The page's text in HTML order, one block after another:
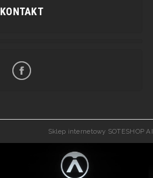
KONTAKT
Sklep internetowy SOTESHOP AI